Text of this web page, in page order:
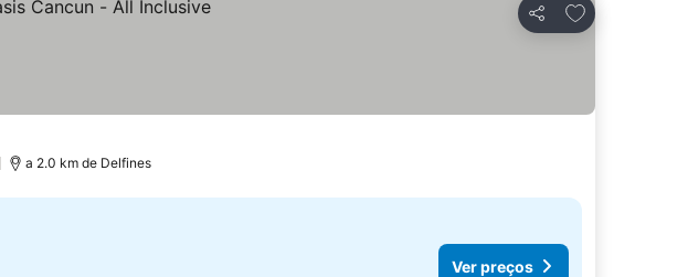
Partilhar
Adicionar aos
a 2.0 km de Delfines
Ver preços